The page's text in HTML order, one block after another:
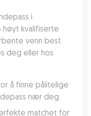
i
høyt kvalifiserte
venn best
deg eller hos
å finne pålitelige
nær deg.
matchet for